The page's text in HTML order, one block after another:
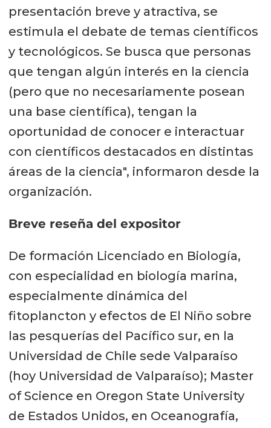
presentación breve y atractiva, se
estimula el debate de temas científicos
y tecnológicos. Se busca que personas
que tengan algún interés en la ciencia
(pero que no necesariamente posean
una base científica), tengan la
oportunidad de conocer e interactuar
con científicos destacados en distintas
áreas de la ciencia", informaron desde la
organización.
Breve reseña del expositor
De formación Licenciado en Biología,
con especialidad en biología marina,
especialmente dinámica del
fitoplancton y efectos de El Niño sobre
las pesquerías del Pacífico sur, en la
Universidad de Chile sede Valparaíso
(hoy Universidad de Valparaíso); Master
of Science en Oregon State University
de Estados Unidos, en Oceanografía,